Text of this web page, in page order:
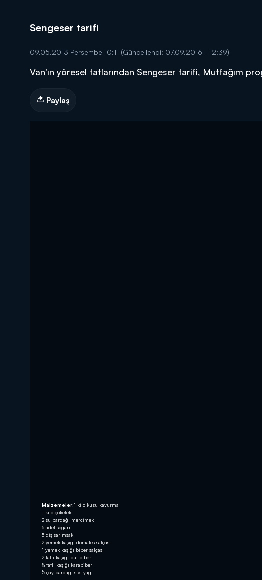
DİĞER SONUÇLAR
Sengeser tarifi
09.05.2013 Perşembe 10:11 (Güncellendi: 07.09.2016 - 12:39)
Van'ın yöresel tatlarından Sengeser tarifi, Mutfağım
Paylaş
Malzemeler:1 kilo kuzu kavurma
1 kilo çökelek
2 su bardağı mercimek
6 adet soğan
5 diş sarımsak
2 yemek kaşığı domates salçası
1 yemek kaşığı biber salçası
2 tatlı kaşığı pul biber
½ tatlı kaşığı karabiber
½ çay bardağı sıvı yağ